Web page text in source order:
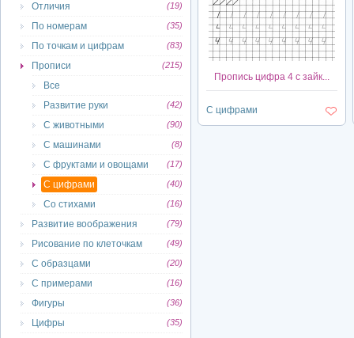
Отличия (19)
По номерам (35)
По точкам и цифрам (83)
Прописи (215)
Все
Развитие руки
(42)
С животными (90)
С машинами (8)
С фруктами и овощами (17)
С цифрами (40)
Со стихами (16)
Развитие воображения (79)
Рисование по клеточкам (49)
С образцами (20)
С примерами (16)
Фигуры (36)
Цифры (35)
Пропись цифра 4 с зайк...
С цифрами